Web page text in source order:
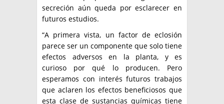
secreción aún queda por esclarecer en
futuros estudios.
“A primera vista, un factor de eclosión
parece ser un componente que solo tiene
efectos adversos en la planta, y es
curioso por qué lo producen. Pero
esperamos con interés futuros trabajos
que aclaren los efectos beneficiosos que
esta clase de sustancias químicas tiene